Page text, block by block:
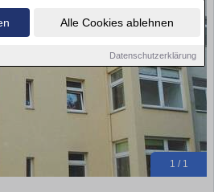
Alle Cookies ablehnen
Datenschutzerklärung
1 / 1